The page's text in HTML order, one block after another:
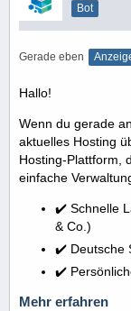
Bot
Gerade eben
Hallo!
Wenn du gerade
aktuelles Hosting
Hosting-Plattform,
einfache
✔️ Schnelle
& Co.)
✔️ Deutsche
✔️
Mehr erfahren